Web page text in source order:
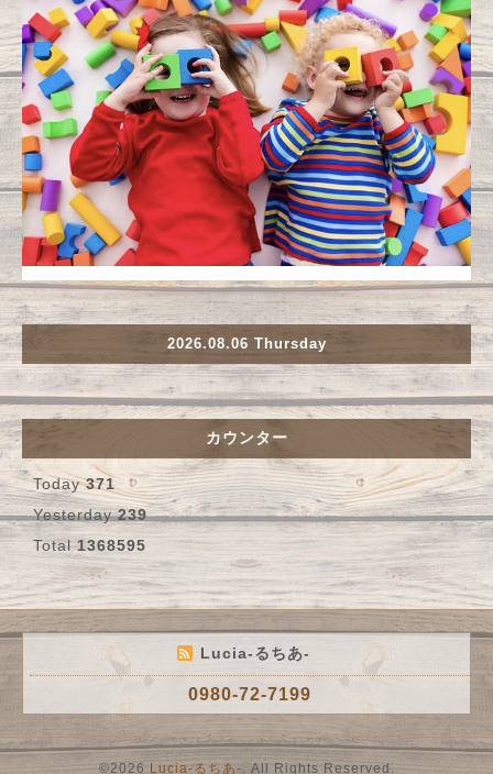
2026.08.06 Thursday
カウンター
Today371
Yesterday239
Total1368595
Lucia-るちあ-
0980-72-7199
©2026 Lucia-るちあ-. All Rights Reserved.